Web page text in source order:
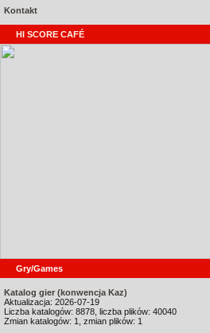
Kontakt
HI SCORE CAFÉ
Gry/Games
Katalog gier (konwencja Kaz)
Aktualizacja: 2026-07-19
Liczba katalogów: 8878, liczba plików: 40040
Zmian katalogów: 1, zmian plików: 1